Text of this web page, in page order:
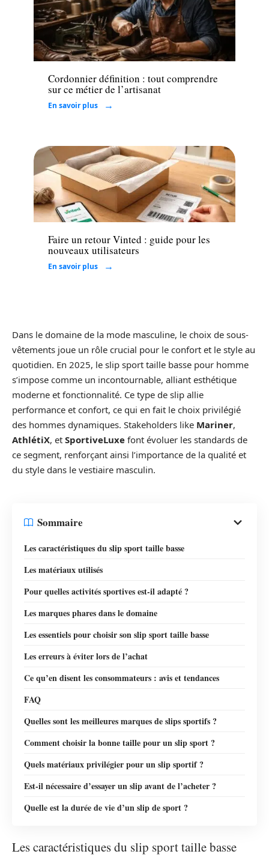
Loisirs
Cordonnier définition : tout comprendre
sur ce métier de l’artisanat
En savoir plus
Entreprise
Faire un retour Vinted : guide pour les
nouveaux utilisateurs
En savoir plus
Dans le domaine de la mode masculine, le choix de sous-
vêtements joue un rôle crucial pour le confort et le style au
quotidien. En 2025, le slip sport taille basse pour homme
s’impose comme un incontournable, alliant esthétique
moderne et fonctionnalité. Ce type de slip allie
performance et confort, ce qui en fait le choix privilégié
des hommes dynamiques. Stakeholders like Mariner,
AthlétiX, et SportiveLuxe font évoluer les standards de
ce segment, renforçant ainsi l’importance de la qualité et
du style dans le vestiaire masculin.
Sommaire
Les caractéristiques du slip sport taille basse
Les matériaux utilisés
Pour quelles activités sportives est-il adapté ?
Les marques phares dans le domaine
Les essentiels pour choisir son slip sport taille basse
Les erreurs à éviter lors de l’achat
Ce qu’en disent les consommateurs : avis et tendances
FAQ
Quelles sont les meilleures marques de slips sportifs ?
Comment choisir la bonne taille pour un slip sport ?
Quels matériaux privilégier pour un slip sportif ?
Est-il nécessaire d’essayer un slip avant de l’acheter ?
Quelle est la durée de vie d’un slip de sport ?
Les caractéristiques du slip sport taille basse